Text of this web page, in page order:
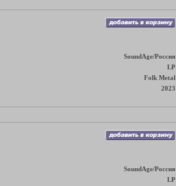
SoundAge/Россия
LP
Folk Metal
2023
SoundAge/Россия
LP